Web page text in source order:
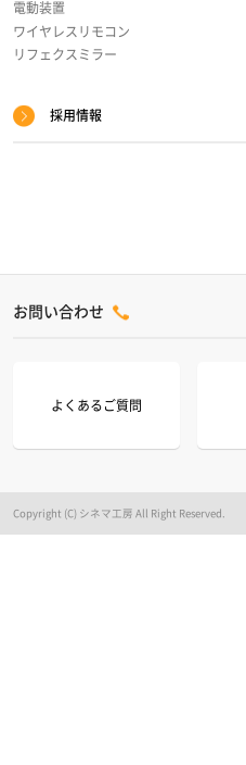
電動装置
ワイヤレスリモコン
リフェクスミラー
採用情報
お問い合わせ
よくあるご質問
Copyright (C) シネマ工房 All Right Reserved.